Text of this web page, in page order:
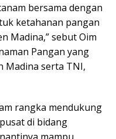
bersama dengan
ketahanan pangan
Madina,” sebut Oim
Pangan yang
Madina serta TNI,
rangka mendukung
di bidang